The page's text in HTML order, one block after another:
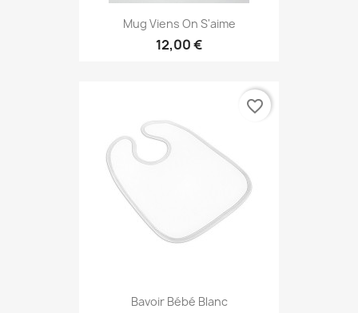
Mug Viens On S'aime
12,00 €
Bavoir Bébé Blanc
favorite_border